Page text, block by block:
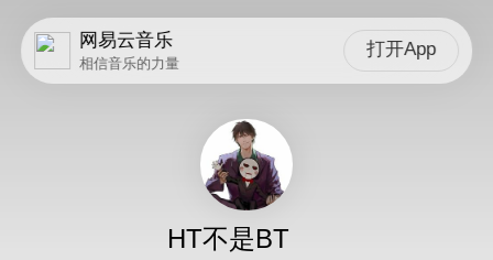
网易云音乐
相信音乐的力量
打开App
HT不是BT